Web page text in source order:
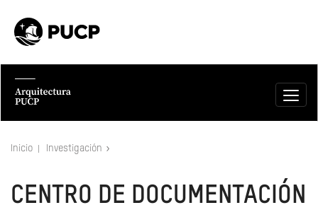
Inicio Investigación
CENTRO DE DOCUMENTACIÓN